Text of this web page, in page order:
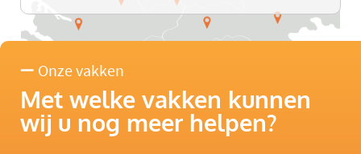
Onze vakken
Met welke vakken kunnen
wij u nog meer helpen?